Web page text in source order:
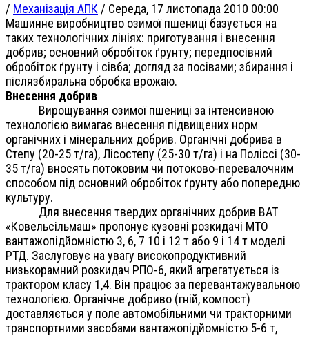
/ Механізація АПК / Середа, 17 листопада 2010 00:00
Машинне виробництво озимої пшениці базується на
таких технологічних лініях: приготування і внесення
добрив; основний обробіток ґрунту; передпосівний
обробіток ґрунту і сівба; догляд за посівами; збирання і
післязбиральна обробка врожаю.
Внесення добрив
Вирощування озимої пшениці за інтенсивною
технологією вимагає внесення підвищених норм
органічних і мінеральних добрив. Органічні добрива в
Степу (20-25 т/га), Лісостепу (25-30 т/га) і на Поліссі (30-
35 т/га) вносять потоковим чи потоково-перевалочним
способом під основний обробіток ґрунту або попередню
культуру.
Для внесення твердих органічних добрив ВАТ
«Ковельсільмаш» пропонує кузовні розкидачі МТО
вантажопідйомністю 3, 6, 7 10 і 12 т або 9 і 14 т моделі
РТД. Заслуговує на увагу високопродуктивний
низькорамний розкидач РПО-6, який агрегатується із
трактором класу 1,4. Він працює за перевантажувальною
технологією. Органічне добриво (гній, компост)
доставляється у поле автомобільними чи тракторними
транспортними засобами вантажопідйомністю 5-6 т,